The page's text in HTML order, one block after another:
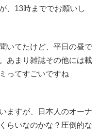
、13時まででお願いし
いてたけど、平日の昼で
あまり雑誌その他には載
ってすごいですね
ますが、日本人のオーナ
らいなのかな？圧倒的な